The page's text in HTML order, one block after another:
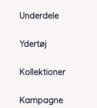
Underdele
Ydertøj
Kollektioner
Kampagne